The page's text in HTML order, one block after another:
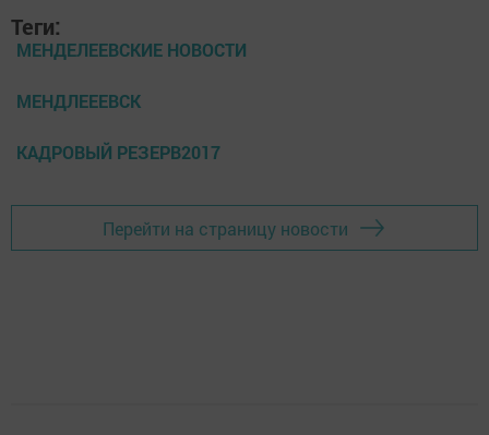
Теги:
МЕНДЕЛЕЕВСКИЕ НОВОСТИ
МЕНДЛЕЕЕВСК
КАДРОВЫЙ РЕЗЕРВ2017
Перейти на страницу новости